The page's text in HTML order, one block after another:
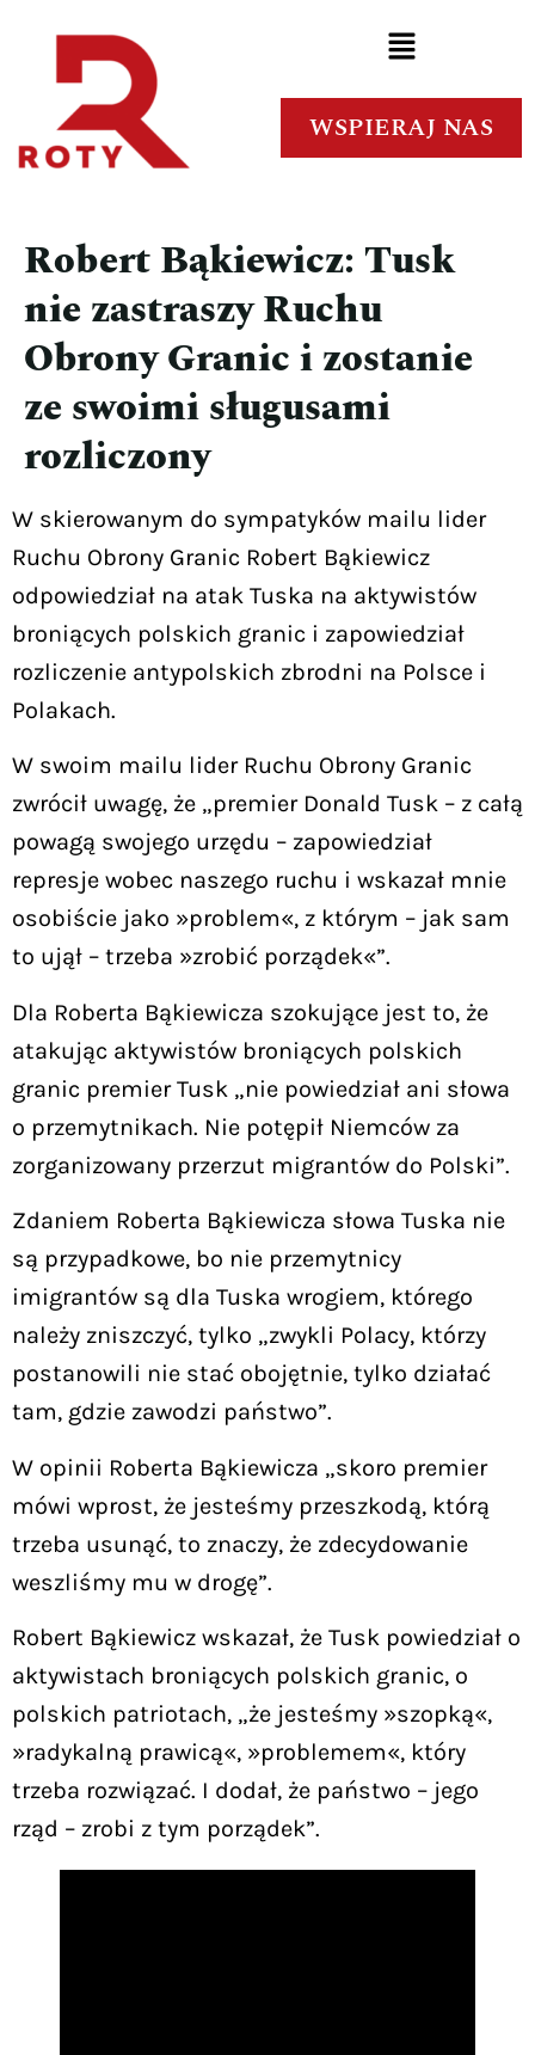
WSPIERAJ NAS
Robert Bąkiewicz: Tusk
nie zastraszy Ruchu
Obrony Granic i zostanie
ze swoimi sługusami
rozliczony
W skierowanym do sympatyków mailu lider
Ruchu Obrony Granic Robert Bąkiewicz
odpowiedział na atak Tuska na aktywistów
broniących polskich granic i zapowiedział
rozliczenie antypolskich zbrodni na Polsce i
Polakach.
W swoim mailu lider Ruchu Obrony Granic
zwrócił uwagę, że „premier Donald Tusk – z całą
powagą swojego urzędu – zapowiedział
represje wobec naszego ruchu i wskazał mnie
osobiście jako »problem«, z którym – jak sam
to ujął – trzeba »zrobić porządek«”.
Dla Roberta Bąkiewicza szokujące jest to, że
atakując aktywistów broniących polskich
granic premier Tusk „nie powiedział ani słowa
o przemytnikach. Nie potępił Niemców za
zorganizowany przerzut migrantów do Polski”.
Zdaniem Roberta Bąkiewicza słowa Tuska nie
są przypadkowe, bo nie przemytnicy
imigrantów są dla Tuska wrogiem, którego
należy zniszczyć, tylko „zwykli Polacy, którzy
postanowili nie stać obojętnie, tylko działać
tam, gdzie zawodzi państwo”.
W opinii Roberta Bąkiewicza „skoro premier
mówi wprost, że jesteśmy przeszkodą, którą
trzeba usunąć, to znaczy, że zdecydowanie
weszliśmy mu w drogę”.
Robert Bąkiewicz wskazał, że Tusk powiedział o
aktywistach broniących polskich granic, o
polskich patriotach, „że jesteśmy »szopką«,
»radykalną prawicą«, »problemem«, który
trzeba rozwiązać. I dodał, że państwo – jego
rząd – zrobi z tym porządek”.